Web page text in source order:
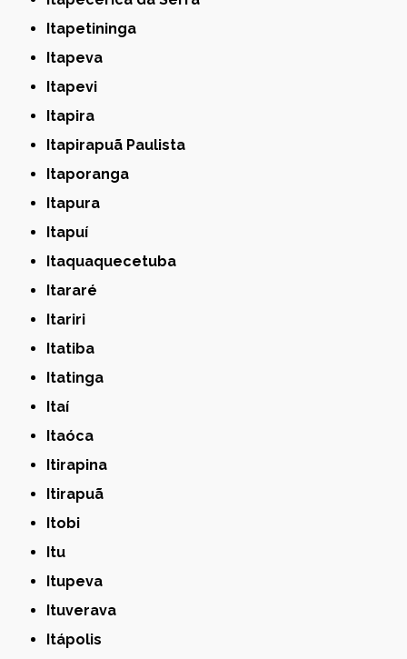
Itapetininga
Itapeva
Itapevi
Itapira
Itapirapuã Paulista
Itaporanga
Itapura
Itapuí
Itaquaquecetuba
Itararé
Itariri
Itatiba
Itatinga
Itaí
Itaóca
Itirapina
Itirapuã
Itobi
Itu
Itupeva
Ituverava
Itápolis